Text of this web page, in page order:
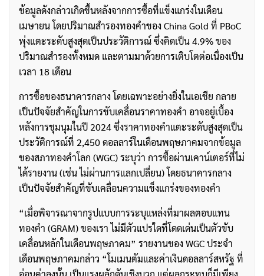
ข้อมูลดังกล่าวเกิดขึ้นหลังจากการซื้อที่แข็งแกร่งในเดือน
เมษายน โดยปริมาณสำรองทองคำของ China Gold ที่ PBoC
พุ่งแตะระดับสูงสุดเป็นประวัติการณ์ ซึ่งคิดเป็น 4.9% ของ
ปริมาณสำรองทั้งหมด และตามมาด้วยการเติบโตต่อเนื่องเป็น
เวลา 18 เดือน
การซื้อของธนาคารกลาง โดยเฉพาะอย่างยิ่งในเอเชีย กลาย
เป็นปัจจัยสำคัญในการขับเคลื่อนราคาทองคำ อาจอยู่เบื้อง
หลังการชุมนุมในปี 2024 ซึ่งราคาทองคำแตะระดับสูงสุดเป็น
ประวัติการณ์ที่ 2,450 ดอลลาร์ในเดือนพฤษภาคมจากข้อมูล
ของสภาทองคำโลก (WGC) ระบุว่า การซื้อผ่านเคาน์เตอร์ที่ไม่
ได้รายงาน (เช่น ไม่ผ่านการแลกเปลี่ยน) โดยธนาคารกลาง
เป็นปัจจัยสำคัญที่ขับเคลื่อนความแข็งแกร่งของทองคำ
“เมื่อพิจารณาจากรูปแบบการระบุแหล่งที่มาผลตอบแทน
ทองคำ (GRAM) ของเรา ไม่มีตัวแปรใดที่โดดเด่นเป็นตัวขับ
เคลื่อนหลักในเดือนพฤษภาคม” รายงานของ WGC ประจำ
เดือนพฤษภาคมกล่าว “โมเมนตัมและค่าเงินดอลลาร์สหรัฐ ที่